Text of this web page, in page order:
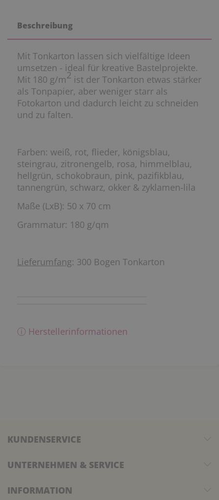
Beschreibung
Mit Tonkarton lassen sich vielfältige Ideen
umsetzen - ideal für kreative Bastelprojekte.
Mit 180 g/m2 ist der Tonkarton etwas stärker
als Tonpapier, aber weniger starr als
Fotokarton und dadurch leicht zu schneiden
und zu falten.
Farben: weiß, rot, flieder, königsblau,
steingrau, zitronengelb, rosa, himmelblau,
hellgrün, schokobraun, pink, pazifikblau,
tannengrün, schwarz, okker & zyklamen-lila
Maße (LxB): 50 x 70 cm
Grammatur: 180 g/qm
Lieferumfang: 300 Bogen Tonkarton
ⓘ Herstellerinformationen
KUNDENSERVICE
UNTERNEHMEN & SERVICE
INFORMATION